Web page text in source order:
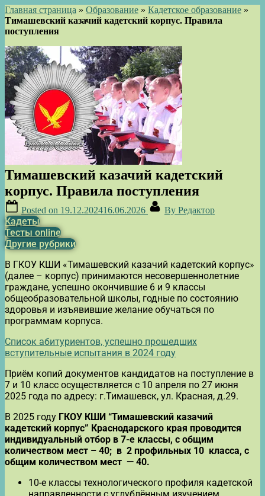
Главная страница » Образование » Кадетское образование »
Тимашевский казачий кадетский корпус. Правила
поступления
Тимашевский казачий кадетский
корпус. Правила поступления
Posted on 19.12.202416.06.2026 By Редактор
Кадеты
Тесты online
Другие рубрики
В ГКОУ КШИ «Тимашевский казачий кадетский корпус»
(далее – корпус) принимаются несовершеннолетние
граждане, успешно окончившие 6 и 9 классы
общеобразовательной школы, годные по состоянию
здоровья и изъявившие желание обучаться по
программам корпуса.
Список абитуриентов, успешно прошедших
вступительные испытания в 2024 году
Приём копий документов кандидатов на поступление в
7 и 10 класс осуществляется с 10 апреля по 27 июня
2025 года по адресу: г.Тимашевск, ул. Красная, д.29.
В 2025 году ГКОУ КШИ “Тимашевский казачий
кадетский корпус” Краснодарского края проводится
индивидуальный отбор в 7-е классы, с общим
количеством мест – 40; в 2 профильных 10 класса, с
общим количеством мест — 40.
10-е классы технологического профиля кадетской